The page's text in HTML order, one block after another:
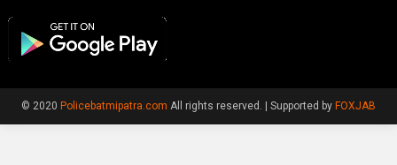
© 2020 Policebatmipatra.com All rights reserved. Supported by FOXJAB